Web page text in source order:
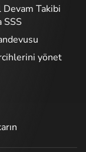
Takibi
SSS
yönet